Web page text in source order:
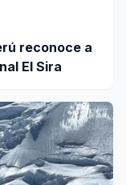
reconoce a
El Sira